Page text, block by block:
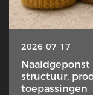
2026-07-17
structuur,
toepassingen